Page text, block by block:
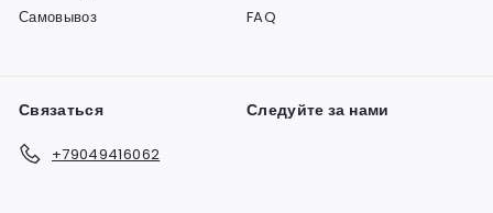
Самовывоз
FAQ
Связаться
+79049416062
Следуйте за нами